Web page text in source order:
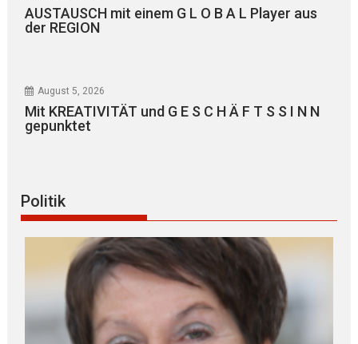
AUSTAUSCH mit einem G L O B A L Player aus
der REGION
August 5, 2026
Mit KREATIVITÄT und G E S C H Ä F T S S I N N
gepunktet
Politik